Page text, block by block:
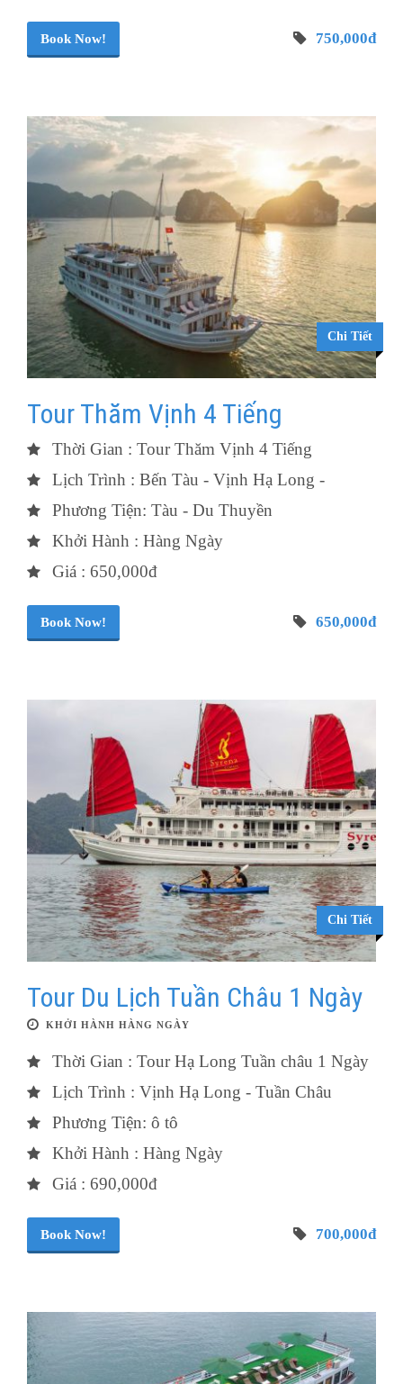
Book Now! 750,000đ
Chi Tiết
Tour Thăm Vịnh 4 Tiếng
Thời Gian : Tour Thăm Vịnh 4 Tiếng
Lịch Trình : Bến Tàu - Vịnh Hạ Long -
Phương Tiện: Tàu - Du Thuyền
Khởi Hành : Hàng Ngày
Giá : 650,000đ
Book Now! 650,000đ
Chi Tiết
Tour Du Lịch Tuần Châu 1 Ngày
KHỞI HÀNH HÀNG NGÀY
Thời Gian : Tour Hạ Long Tuần châu 1 Ngày
Lịch Trình : Vịnh Hạ Long - Tuần Châu
Phương Tiện: ô tô
Khởi Hành : Hàng Ngày
Giá : 690,000đ
Book Now! 700,000đ